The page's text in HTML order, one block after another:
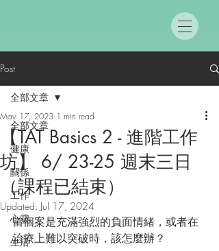
Post
全部文章
健康
關係
工作
心靈
生活
全部文章
【TAT Basics 2 - 進階工作
坊】 6/ 23-25 週末三日
（課程已結束）
May 17, 2023 1 min read
Updated: Jul 17, 2024
當個案是充滿強烈的負面情緒，或者在
治療上難以突破時，該怎麼辦？